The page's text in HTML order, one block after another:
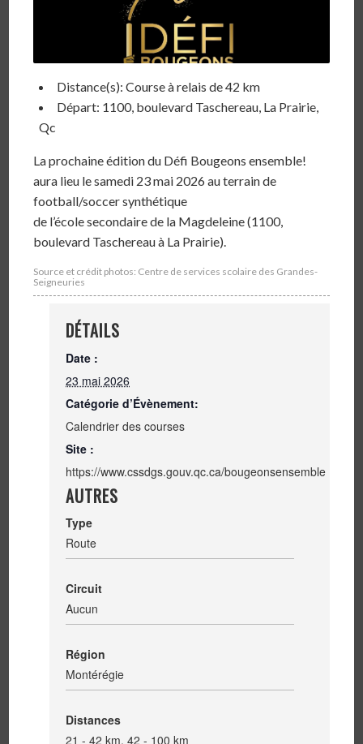
Distance(s): Course à relais de 42 km
Départ: 1100, boulevard Taschereau, La Prairie,
Qc
La prochaine édition du Défi Bougeons ensemble!
aura lieu le samedi 23 mai 2026 au terrain de
football/soccer synthétique
de l’école secondaire de la Magdeleine (1100,
boulevard Taschereau à La Prairie).
Source et crédit photos: Centre de services scolaire des Grandes-
Seigneuries
DÉTAILS
Date :
23 mai 2026
Catégorie d’Évènement:
Calendrier des courses
Site :
https://www.cssdgs.gouv.qc.ca/bougeonsensemble
AUTRES
Type
Route
Circuit
Aucun
Région
Montérégie
Distances
21 - 42 km, 42 - 100 km